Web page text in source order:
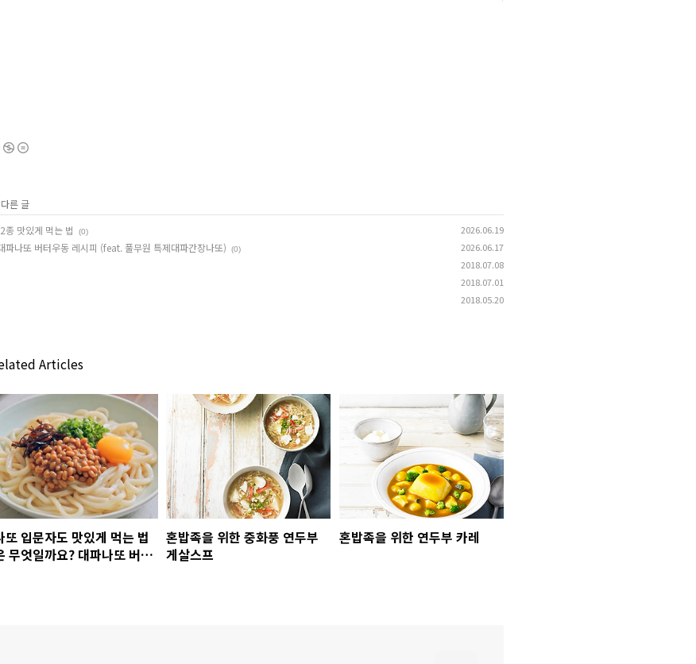
른 글
종 맛있게 먹는 법
(0) 2026.06.19
파나또 버터우동 레시피 (feat. 풀무원 특제대파간장나또) (0) 2026.06.17
2018.07.08
2018.07.01
2018.05.20
Articles
또 입문자도 맛있게 먹는 법
무엇일까요? 대파나또 버터
혼밥족을 위한 중화풍 연두부
게살스프
혼밥족을 위한 연두부 카레